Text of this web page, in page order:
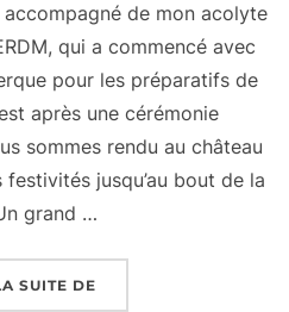
accompagné de mon acolyte
qui a commencé avec
pour les préparatifs de
après une cérémonie
sommes rendu au château
festivités jusqu’au bout de la
grand …
SUITE DE« MARIAGE PRINCIER